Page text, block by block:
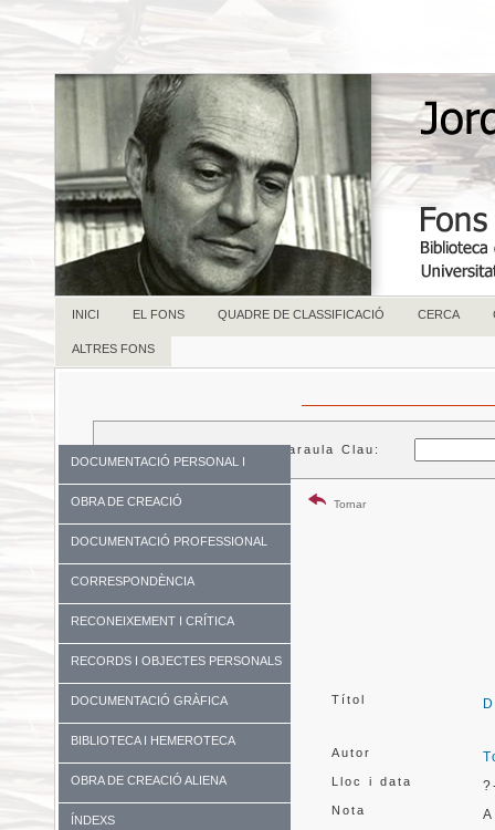
INICI EL FONS QUADRE DE CLASSIFICACIÓ CERCA
ALTRES FONS
DOCUMENTACIÓ PERSONAL I
FAMILIAR
OBRA DE CREACIÓ
DOCUMENTACIÓ PROFESSIONAL
CORRESPONDÈNCIA
RECONEIXEMENT I CRÍTICA
RECORDS I OBJECTES PERSONALS
DOCUMENTACIÓ GRÀFICA
BIBLIOTECA I HEMEROTECA
OBRA DE CREACIÓ ALIENA
ÍNDEXS
Paraula Clau:
Tornar
Títol
Autor
Lloc i data
Nota